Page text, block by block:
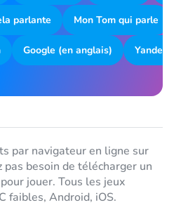
parlante Mon Tom qui parle
Google (en anglais) Yandex
par navigateur en ligne sur
pas besoin de télécharger un
jouer. Tous les jeux
faibles, Android, iOS.